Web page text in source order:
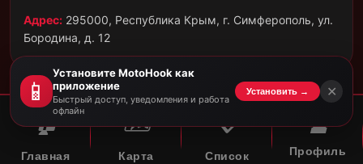
📱
Установите MotoHook как
приложение
Быстрый доступ, уведомления и работа
офлайн
Установить → ✕
Адрес: 295000, Республика Крым, г. Симферополь, ул.
Бородина, д. 12
🏠
Главная
🗺️
Карта
📋
Список
👤
Профиль